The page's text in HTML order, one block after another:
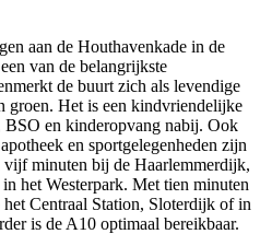
aan de Houthavenkade in de
van de belangrijkste
de buurt zich als levendige
groen. Het is een kindvriendelijke
BSO en kinderopvang nabij. Ook
en sportgelegenheden zijn
minuten bij de Haarlemmerdijk,
het Westerpark. Met tien minuten
Centraal Station, Sloterdijk of in
is de A10 optimaal bereikbaar.